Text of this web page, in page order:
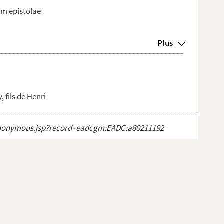
epistolae
Plus
fils de Henri